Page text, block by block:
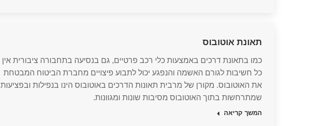
תאונת אוטובוס
כמו בתאונת דרכים באמצעות כלי רכב פרטיים, גם בנסיעה בתחבורה ציבורית אין
כל חשיבות לגורם האשמה והנפגע יכול לתבוע פיצויים מחברת הביטוח המבטחת
את האוטובוס. מקורן של מרבית תאונות הדרכים באוטובוס הינו בנפילות ובפציעות
שמתרחשות בתוך האוטובוס מסיבות שונות ומגוונות.
המשך קריאה